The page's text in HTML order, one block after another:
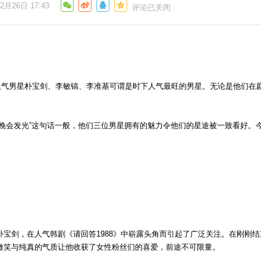
月26日 17:43 评论已关闭
男星朴宝剑、李敏镐、李准基可谓是时下人气最旺的男星。无论是他们
会发光”这句话一般，他们三位男星拥有的魅力令他们的星途被一致看好
宝剑，在人气韩剧《请回答1988》中崭露头角而引起了广泛关注。在刚刚
笑与纯真的气质让他收获了女性粉丝们的喜爱，前途不可限量。